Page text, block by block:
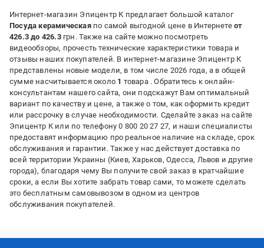
Интернет-магазин Эпицентр К предлагает большой каталог
Посуда керамическаяпо самой выгодной цене в Интернетеот
426.3 до 426.3грн. Также на сайте можно посмотреть
видеообзоры, прочесть технические характеристики товара и
отзывы наших покупателей. В интернет-магазине Эпицентр К
представлены новые модели, в том числе 2026 года, а в общей
сумме насчитывается около 1 товара . Обратитесь к онлайн-
консультантам нашего сайта, они подскажут Вам оптимальный
вариант по качеству и цене, а также о том, как оформить кредит
или рассрочку в случае необходимости. Сделайте заказ на сайте
Эпицентр К или по телефону 0 800 20 27 27, и наши специалисты
предоставят информацию про реальное наличие на складе, срок
обслуживания и гарантии. Также у нас действует доставка по
всей территории Украины (Киев, Харьков, Одесса, Львов и другие
города), благодаря чему Вы получите свой заказ в кратчайшие
сроки, а если Вы хотите забрать товар сами, то можете сделать
это бесплатным самовывозом в одном из центров
обслуживания покупателей.